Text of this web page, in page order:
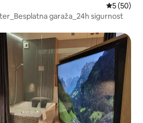
Prosječna
5 (50)
garaža_24h sigurnost
s oznakom „Odabrali gosti”